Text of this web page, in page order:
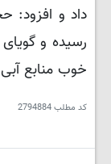
رسیده‌ و
خوب منابع
کد مطلب2794884